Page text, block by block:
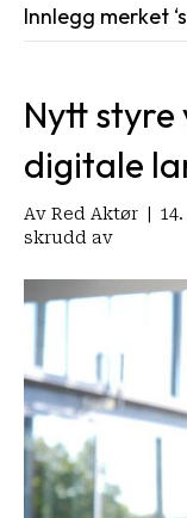
Innlegg merket
Nytt styre
digitale
Av Red Aktør
skrudd avfor
styre
LMSO
sitt
digitale